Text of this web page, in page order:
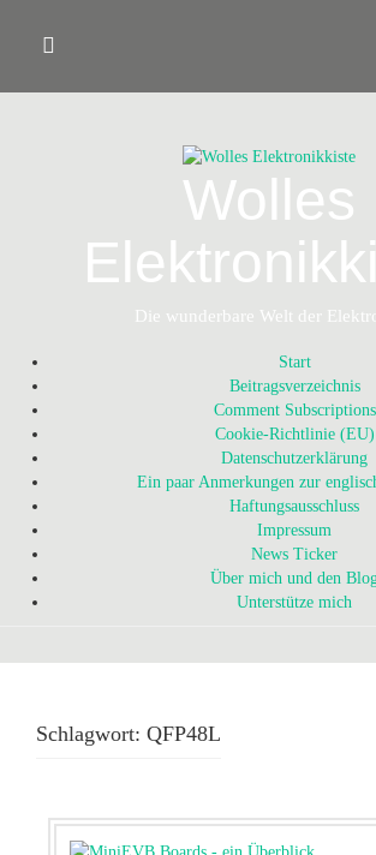
content
Wolles
Die wunderbare Welt der
Start
Beitragsverzeichnis
Comment Subscriptions
Cookie-Richtlinie (EU)
Datenschutzerklärung
Ein paar Anmerkungen zur
Haftungsausschluss
Impressum
News Ticker
Über mich und den
Unterstütze mich
Schlagwort: QFP48L